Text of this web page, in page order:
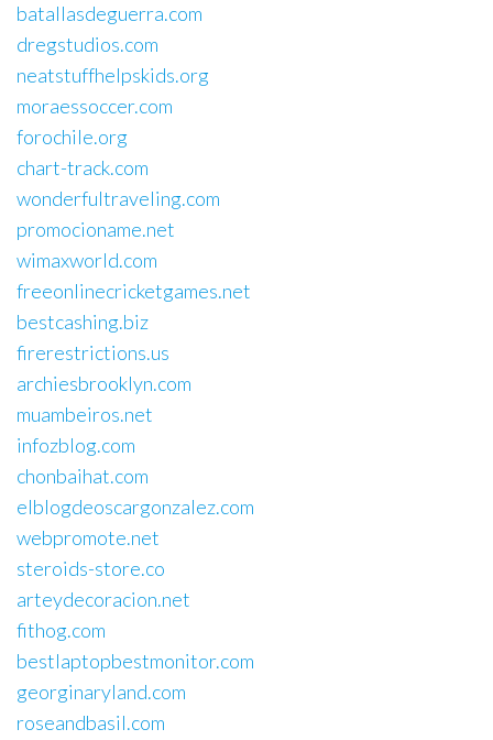
batallasdeguerra.com
dregstudios.com
neatstuffhelpskids.org
moraessoccer.com
forochile.org
chart-track.com
wonderfultraveling.com
promocioname.net
wimaxworld.com
freeonlinecricketgames.net
bestcashing.biz
firerestrictions.us
archiesbrooklyn.com
muambeiros.net
infozblog.com
chonbaihat.com
elblogdeoscargonzalez.com
webpromote.net
steroids-store.co
arteydecoracion.net
fithog.com
bestlaptopbestmonitor.com
georginaryland.com
roseandbasil.com